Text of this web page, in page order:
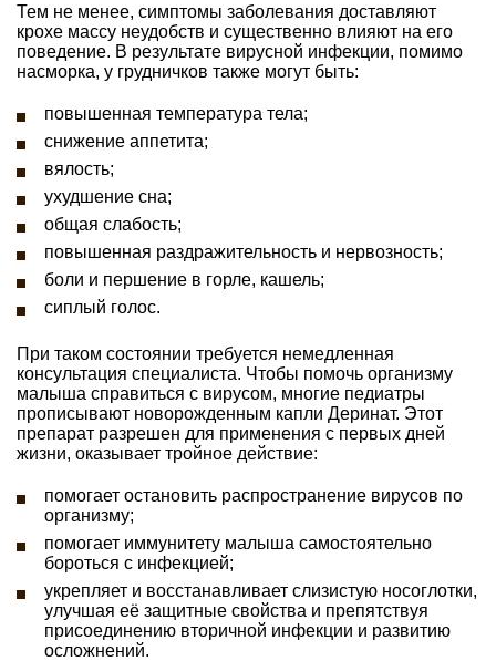
Тем не менее, симптомы заболевания доставляют
крохе массу неудобств и существенно влияют на его
поведение. В результате вирусной инфекции, помимо
насморка, у грудничков также могут быть:
повышенная температура тела;
снижение аппетита;
вялость;
ухудшение сна;
общая слабость;
повышенная раздражительность и нервозность;
боли и першение в горле, кашель;
сиплый голос.
При таком состоянии требуется немедленная
консультация специалиста. Чтобы помочь организму
малыша справиться с вирусом, многие педиатры
прописывают новорожденным капли Деринат. Этот
препарат разрешен для применения с первых дней
жизни, оказывает тройное действие:
помогает остановить распространение вирусов по
организму;
помогает иммунитету малыша самостоятельно
бороться с инфекцией;
укрепляет и восстанавливает слизистую носоглотки,
улучшая её защитные свойства и препятствуя
присоединению вторичной инфекции и развитию
осложнений.